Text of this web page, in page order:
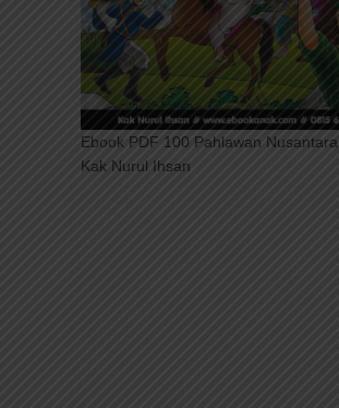
Ebook PDF 100 Pahlawan
Kak Nurul Ihsan